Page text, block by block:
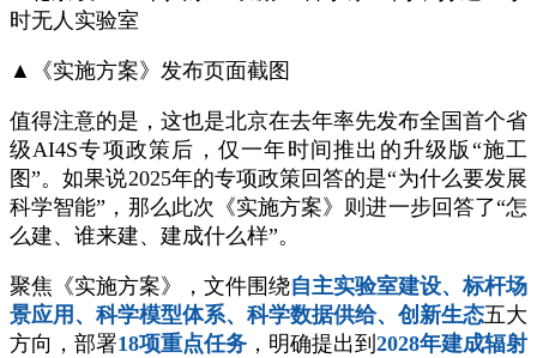
▲《实施方案》发布页面截图
值得注意的是，这也是北京在去年率先发布全国首个省
级AI4S专项政策后，仅一年时间推出的升级版“施工
图”。如果说2025年的专项政策回答的是“为什么要发展
科学智能”，那么此次《实施方案》则进一步回答了“怎
么建、谁来建、建成什么样”。
聚焦《实施方案》，文件围绕自主实验室建设、标杆场
景应用、科学模型体系、科学数据供给、创新生态五大
方向，部署18项重点任务 ，明确提出到 2028年建成辐射